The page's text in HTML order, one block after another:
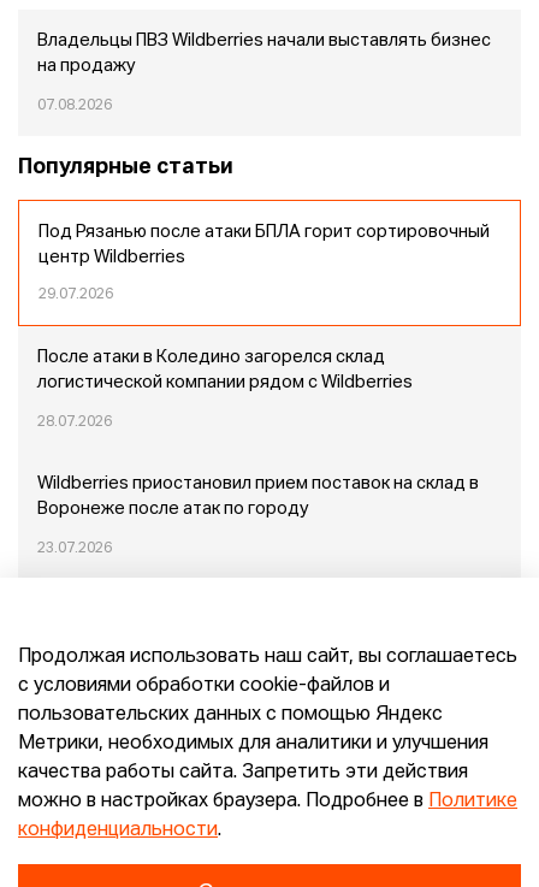
Владельцы ПВЗ Wildberries начали выставлять бизнес
на продажу
07.08.2026
Популярные статьи
Под Рязанью после атаки БПЛА горит сортировочный
центр Wildberries
29.07.2026
После атаки в Коледино загорелся склад
логистической компании рядом с Wildberries
28.07.2026
Wildberries приостановил прием поставок на склад в
Воронеже после атак по городу
23.07.2026
Конец эпохи маркетплейсов: прогнозы сооснователя
Mr.Doors Максима Валецкого
26.06.2026
Продолжая использовать наш сайт, вы соглашаетесь
с условиями обработки cookie-файлов и
пользовательских данных с помощью Яндекс
Метрики, необходимых для аналитики и улучшения
качества работы сайта. Запретить эти действия
можно в настройках браузера. Подробнее в
Политике
конфиденциальности.